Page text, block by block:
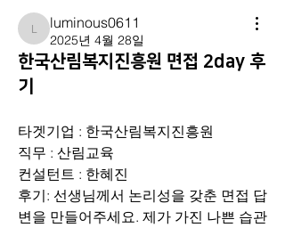
luminous0611
luminous0611
2025년 4월 28일
한국산림복지진흥원 면접 2day 후
기
타겟기업 : 한국산림복지진흥원
직무 : 산림교육
컨설턴트 : 한혜진
후기: 선생님께서 논리성을 갖춘 면접 답
변을 만들어주세요. 제가 가진 나쁜 습관